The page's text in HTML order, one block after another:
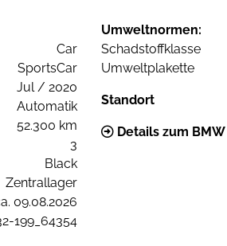
Car
SportsCar
Jul / 2020
Automatik
52.300 km
3
Black
Zentrallager
09.08.2026
199_64354
Umweltnormen:
Schadstoffklasse
Umweltplakette
Standort
Details zum